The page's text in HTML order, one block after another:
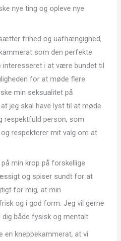
nye ting og opleve nye
frihed og uafhængighed,
som den perfekte
interesseret i at være bundet til
for at møde flere
min seksualitet på
jeg skal have lyst til at møde
respektfuld person, som
respekterer mit valg om at
min krop på forskellige
og spiser sundt for at
for mig, at min
og i god form. Jeg vil gerne
både fysisk og mentalt.
en kneppekammerat, at vi